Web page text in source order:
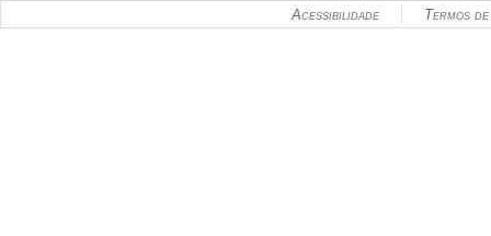
Termos
Acessibilidade